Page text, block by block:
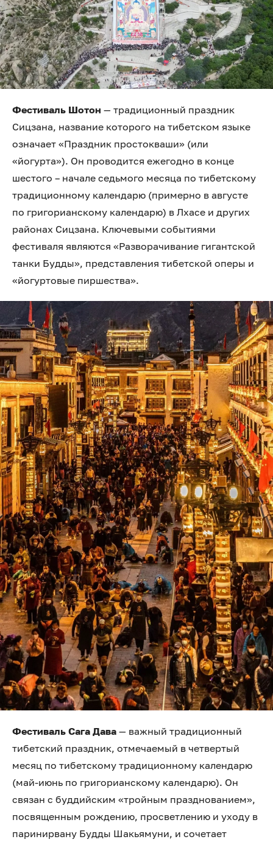
Фестиваль Шотон — традиционный праздник
Сицзана, название которого на тибетском языке
означает «Праздник простокваши» (или
«йогурта»). Он проводится ежегодно в конце
шестого – начале седьмого месяца по тибетскому
традиционному календарю (примерно в августе
по григорианскому календарю) в Лхасе и других
районах Сицзана. Ключевыми событиями
фестиваля являются «Разворачивание гигантской
танки Будды», представления тибетской оперы и
«йогуртовые пиршества».
Фестиваль Сага Дава — важный традиционный
тибетский праздник, отмечаемый в четвертый
месяц по тибетскому традиционному календарю
(май-июнь по григорианскому календарю). Он
связан с буддийским «тройным празднованием»,
посвященным рождению, просветлению и уходу в
паринирвану Будды Шакьямуни, и сочетает